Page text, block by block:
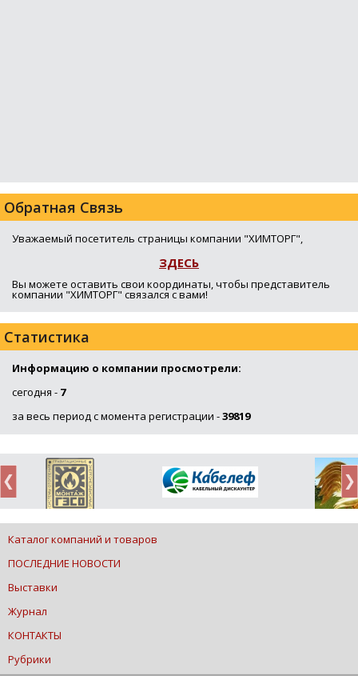
Обратная Связь
Уважаемый посетитель страницы компании "ХИМТОРГ",
ЗДЕСЬ
Вы можете оставить свои координаты, чтобы представитель
компании "ХИМТОРГ" связался с вами!
Статистика
Информацию о компании просмотрели:
сегодня - 7
за весь период с момента регистрации -39819
Каталог компаний и товаров
ПОСЛЕДНИЕ НОВОСТИ
Выставки
Журнал
КОНТАКТЫ
Рубрики